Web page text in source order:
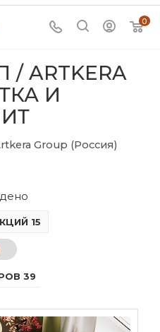
0
ARTKERA
И
Group (Россия)
15
39